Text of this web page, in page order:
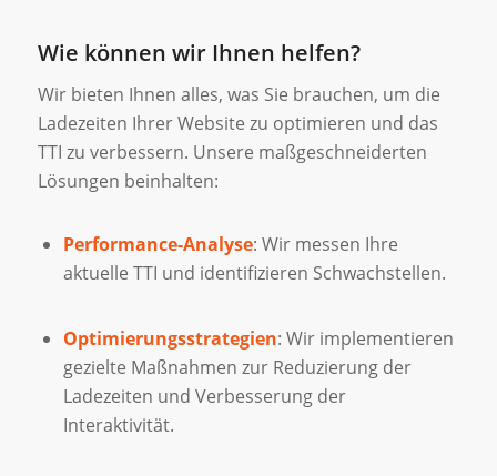
Wie können wir Ihnen helfen?
Wir bieten Ihnen alles, was Sie brauchen, um die
Ladezeiten Ihrer Website zu optimieren und das
TTI zu verbessern. Unsere maßgeschneiderten
Lösungen beinhalten:
Performance-Analyse: Wir messen Ihre
aktuelle TTI und identifizieren Schwachstellen.
Optimierungsstrategien: Wir implementieren
gezielte Maßnahmen zur Reduzierung der
Ladezeiten und Verbesserung der
Interaktivität.